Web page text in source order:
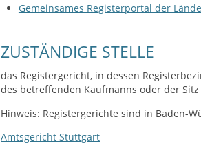
Gemeinsames Registerportal der
ZUSTÄNDIGE STELLE
das Registergericht, in dessen
des betreffenden Kaufmanns oder der
Hinweis: Registergerichte sind in Baden-
Amtsgericht Stuttgart